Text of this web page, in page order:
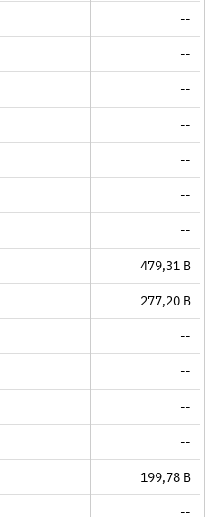
--
--
--
--
--
--
--
479,31 B
277,20 B
--
--
--
--
199,78 B
--